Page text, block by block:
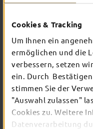
Cookies & Tracking
Um Ihnen ein
ermöglichen und die
verbessern, setzen
ein. Durch
stimmen Sie der
"Auswahl zulassen"
Cookies zu. Weitere
Datenverarbeitung
DAS
DICH
Verschaffe dir hier
dich in Fulda
meisten Lust?